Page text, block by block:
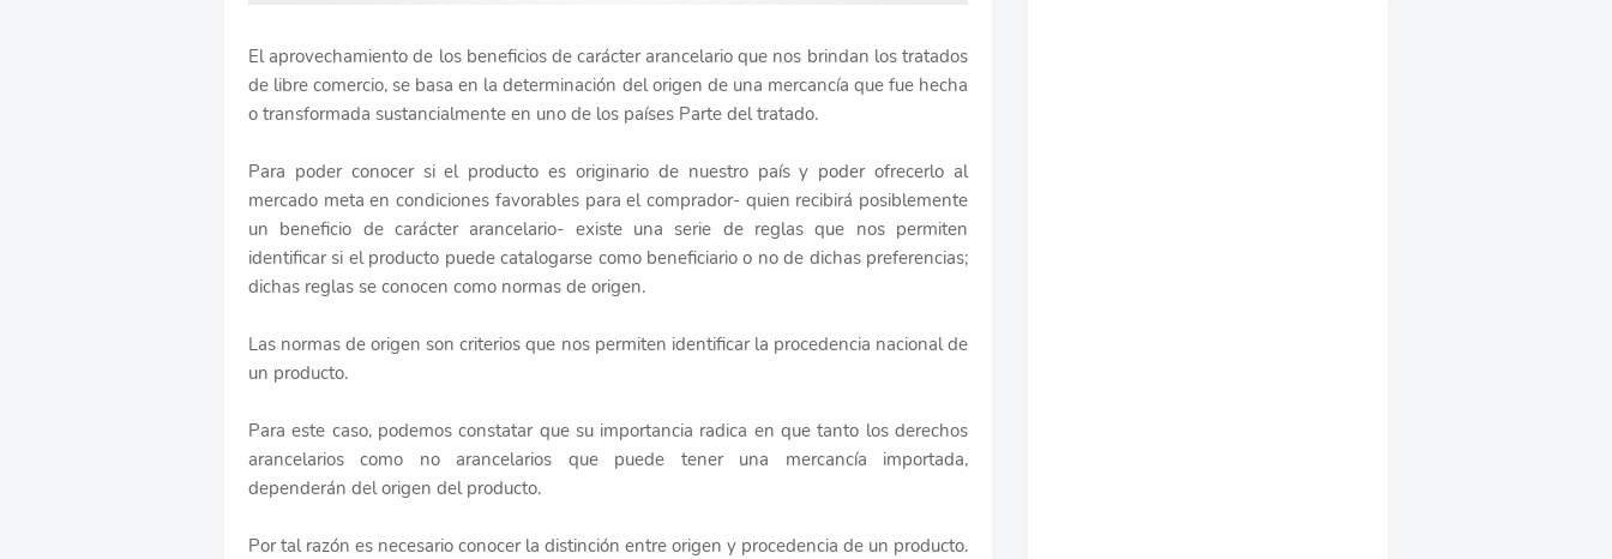
El aprovechamiento de los beneficios de carácter arancelario que nos brindan los tratados
de libre comercio, se basa en la determinación del origen de una mercancía que fue hecha
o transformada sustancialmente en uno de los países Parte del tratado.
Para poder conocer si el producto es originario de nuestro país y poder ofrecerlo al
mercado meta en condiciones favorables para el comprador- quien recibirá posiblemente
un beneficio de carácter arancelario- existe una serie de reglas que nos permiten
identificar si el producto puede catalogarse como beneficiario o no de dichas preferencias;
dichas reglas se conocen como normas de origen.
Las normas de origen son criterios que nos permiten identificar la procedencia nacional de
un producto.
Para este caso, podemos constatar que su importancia radica en que tanto los derechos
arancelarios como no arancelarios que puede tener una mercancía importada,
dependerán del origen del producto.
Por tal razón es necesario conocer la distinción entre origen y procedencia de un producto.